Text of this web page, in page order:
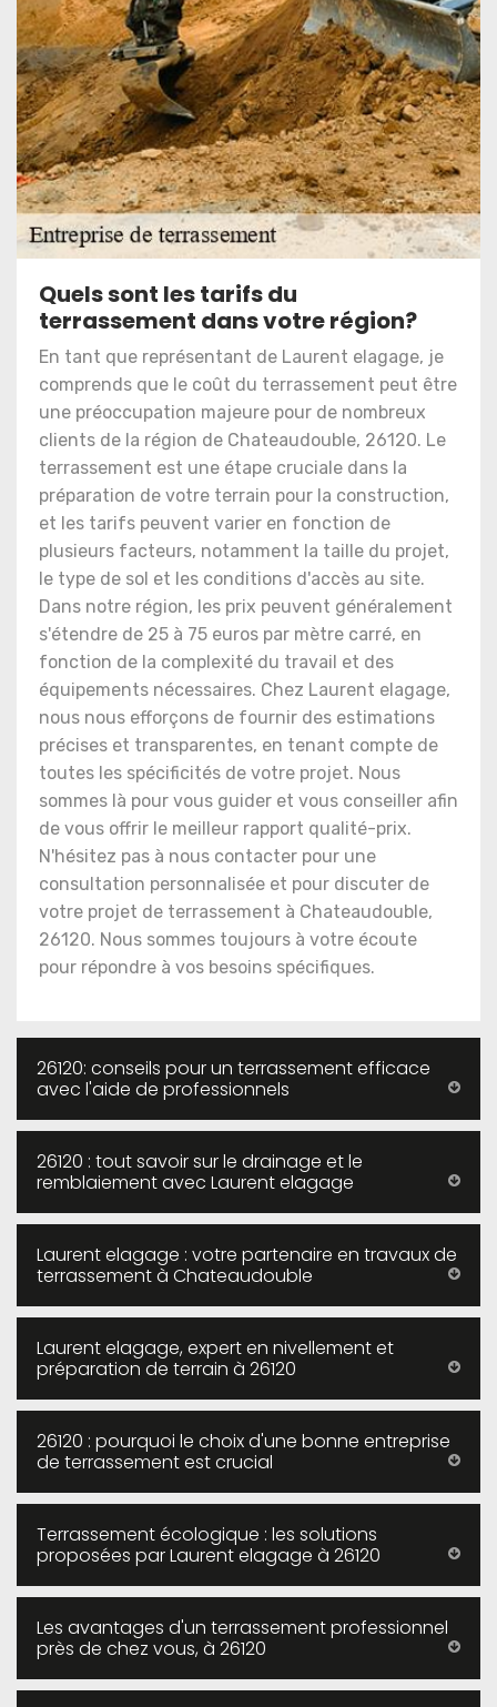
Quels sont les tarifs du
terrassement dans votre région?
En tant que représentant de Laurent elagage, je
comprends que le coût du terrassement peut être
une préoccupation majeure pour de nombreux
clients de la région de Chateaudouble, 26120. Le
terrassement est une étape cruciale dans la
préparation de votre terrain pour la construction,
et les tarifs peuvent varier en fonction de
plusieurs facteurs, notamment la taille du projet,
le type de sol et les conditions d'accès au site.
Dans notre région, les prix peuvent généralement
s'étendre de 25 à 75 euros par mètre carré, en
fonction de la complexité du travail et des
équipements nécessaires. Chez Laurent elagage,
nous nous efforçons de fournir des estimations
précises et transparentes, en tenant compte de
toutes les spécificités de votre projet. Nous
sommes là pour vous guider et vous conseiller afin
de vous offrir le meilleur rapport qualité-prix.
N'hésitez pas à nous contacter pour une
consultation personnalisée et pour discuter de
votre projet de terrassement à Chateaudouble,
26120. Nous sommes toujours à votre écoute
pour répondre à vos besoins spécifiques.
26120: conseils pour un terrassement efficace
avec l'aide de professionnels
26120 : tout savoir sur le drainage et le
remblaiement avec Laurent elagage
Laurent elagage : votre partenaire en travaux de
terrassement à Chateaudouble
Laurent elagage, expert en nivellement et
préparation de terrain à 26120
26120 : pourquoi le choix d'une bonne entreprise
de terrassement est crucial
Terrassement écologique : les solutions
proposées par Laurent elagage à 26120
Les avantages d'un terrassement professionnel
près de chez vous, à 26120